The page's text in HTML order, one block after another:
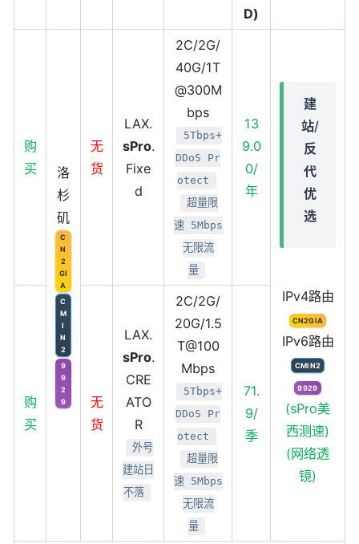
D)
购
买
洛
杉
矶
C
N
2
GI
A
C
M
I
N
2
9
9
2
9
无
货
LAX.
sPro.
Fixe
d
2C/2G/
40G/1T
@300M
bps
5Tbps+
DDoS Pr
otect
超量限
速 5Mbps
无限流
量
13
9.0
0/
年
建
站/
反
代
优
选
IPv4路由
CN2GIA
IPv6路由
CMIN2
9929
(sPro美
西测速)
(网络透
镜)
购
买
无
货
LAX.
sPro.
CRE
ATO
R
外号
建站日
不落
2C/2G/
20G/1.5
T@100
Mbps
5Tbps+
DDoS Pr
otect
超量限
速 5Mbps
无限流
量
71.
9/
季